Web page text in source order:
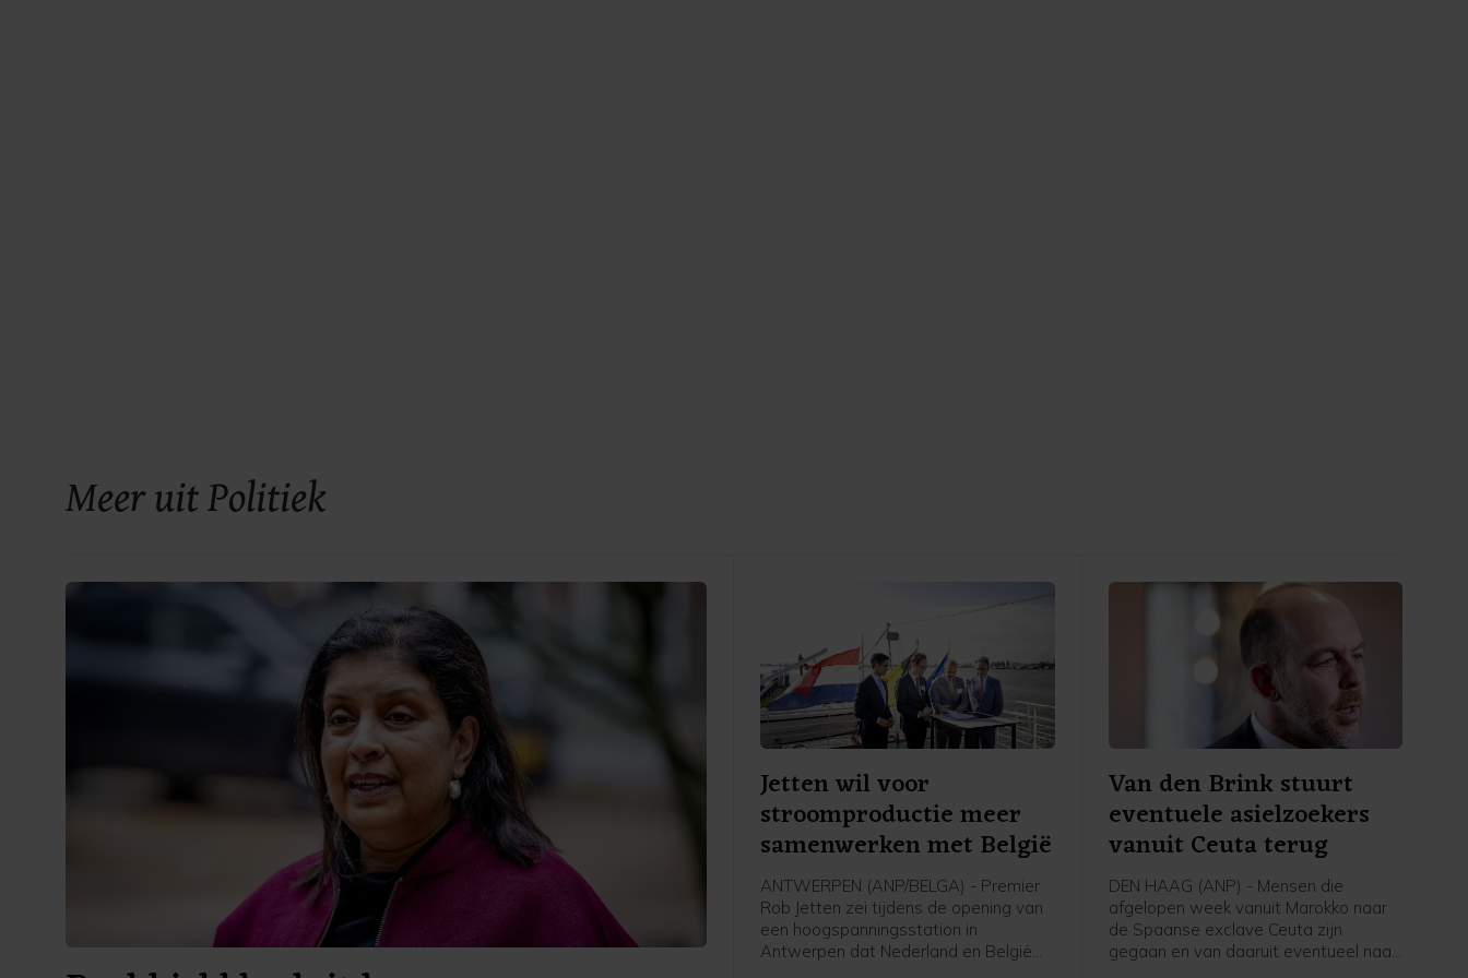
Meer uit Politiek
Jetten wil voor
stroomproductie meer
samenwerken met België
ANTWERPEN (ANP/BELGA) - Premier
Rob Jetten zei tijdens de opening van
een hoogspanningsstation in
Antwerpen dat Nederland en België
Van den Brink stuurt
eventuele asielzoekers
vanuit Ceuta terug
DEN HAAG (ANP) - Mensen die
afgelopen week vanuit Marokko naar
de Spaanse exclave Ceuta zijn
gegaan en van daaruit eventueel naar